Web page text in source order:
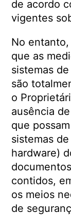
de acordo
vigentes
No
que as
sistemas
são
o
ausência
que
sistemas
hardware)
contidos,
os meios
de